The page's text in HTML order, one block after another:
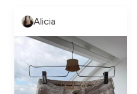
Alicia